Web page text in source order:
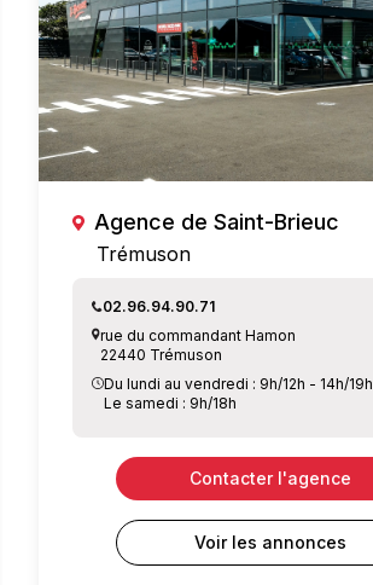
Agence de Saint-Brieuc
Trémuson
02.96.94.90.71
rue du commandant Hamon
22440 Trémuson
Du lundi au vendredi : 9h/12h - 14h/19h
Le samedi : 9h/18h
Contacter l'agence
Voir les annonces